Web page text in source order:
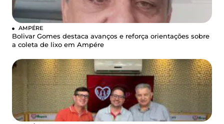
AMPÉRE
Bolivar Gomes destaca avanços e reforça orientações sobre
a coleta de lixo em Ampére